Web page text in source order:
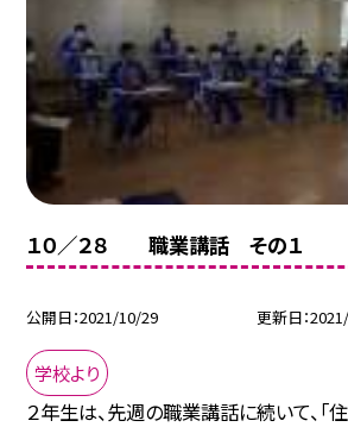
１０／２８ 職業講話 その１
公開日 2021/10/29 更新日
学校より
２年生は、先週の職業講話に続いて、「